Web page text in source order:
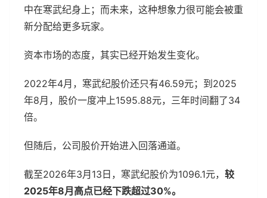
中在寒武纪身上；而未来，这种想象力很可能会被重
新分配给更多玩家。
资本市场的态度，其实已经开始发生变化。
2022年4月，寒武纪股价还只有46.59元；到2025
年8月，股价一度冲上1595.88元，三年时间翻了34
倍。
但随后，公司股价开始进入回落通道。
截至2026年3月13日，寒武纪股价为1096.1元， 较
2025年8月高点已经下跌超过30%。